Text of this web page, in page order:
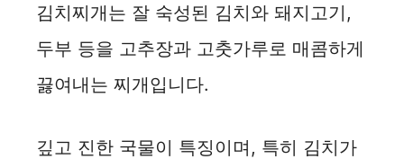
김치찌개는 잘 숙성된 김치와 돼지고기,
두부 등을 고추장과 고춧가루로 매콤하게
끓여내는 찌개입니다.
깊고 진한 국물이 특징이며, 특히 김치가